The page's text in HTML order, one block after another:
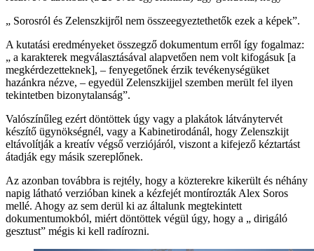
„ Sorosról és Zelenszkijről nem összeegyeztethetők ezek a képek”.
A kutatási eredményeket összegző dokumentum erről így fogalmaz:
„ a karakterek megválasztásával alapvetően nem volt kifogásuk [a
megkérdezetteknek], – fenyegetőnek érzik tevékenységüket
hazánkra nézve, – egyedül Zelenszkijjel szemben merült fel ilyen
tekintetben bizonytalanság”.
Valószínűleg ezért döntöttek úgy vagy a plakátok látványtervét
készítő ügynökségnél, vagy a Kabinetirodánál, hogy Zelenszkijt
eltávolítják a kreatív végső verziójáról, viszont a kifejező kéztartást
átadják egy másik szereplőnek.
Az azonban továbbra is rejtély, hogy a közterekre kikerült és néhány
napig látható verzióban kinek a kézfejét montírozták Alex Soros
mellé. Ahogy az sem derül ki az általunk megtekintett
dokumentumokból, miért döntöttek végül úgy, hogy a „ dirigáló
gesztust” mégis ki kell radírozni.